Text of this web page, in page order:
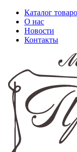
Каталог
О нас
Новости
Контакты